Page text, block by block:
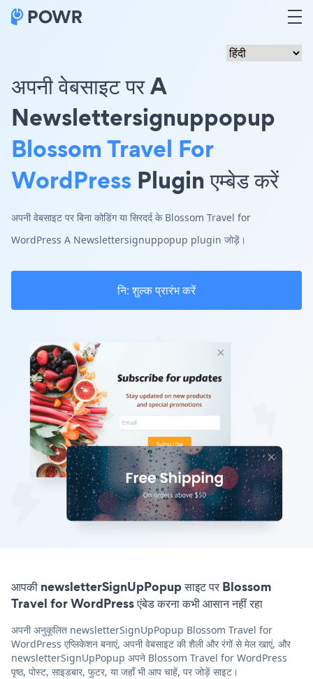
अपनी वेबसाइट पर A
Newslettersignuppopup
Blossom Travel For
WordPress Plugin एम्बेड करें
अपनी वेबसाइट पर बिना कोडिंग या सिरदर्द के Blossom Travel for
WordPress A Newslettersignuppopup plugin जोड़ें।
नि: शुल्क प्रारंभ करें
आपकी newsletterSignUpPopup साइट पर Blossom
Travel for WordPress एंबेड करना कभी आसान नहीं रहा
अपनी अनुकूलित newsletterSignUpPopup Blossom Travel for
WordPress एप्लिकेशन बनाएं, अपनी वेबसाइट की शैली और रंगों से मेल खाएं, और
newsletterSignUpPopup अपने Blossom Travel for WordPress
पृष्ठ, पोस्ट, साइडबार, फुटर, या जहाँ भी आप चाहें, पर जोड़ें साइट।